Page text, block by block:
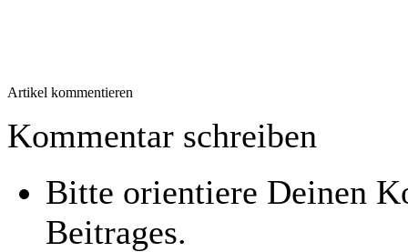
Artikel kommentieren
Kommentar schreiben
Bitte orientiere Deinen
Beitrages.